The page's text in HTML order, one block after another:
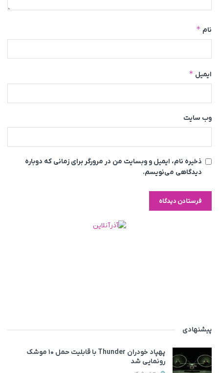
نام *
ایمیل *
وب‌ سایت
ذخیره نام، ایمیل و وبسایت من در مرورگر برای زمانی که دوباره
دیدگاهی می‌نویسم.
پیشنهادی
پهپاد خودران Thunder با قابلیت حمل ۱۰ موشک
رونمایی شد